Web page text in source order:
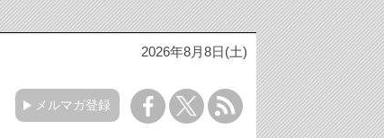
2026年8月8日(土)
メルマガ登録